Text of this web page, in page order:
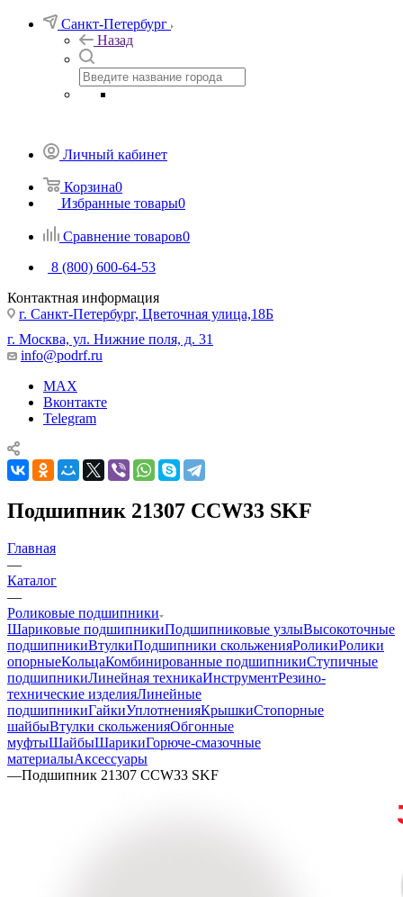
Санкт-Петербург
Назад
Личный кабинет
Корзина0
Избранные товары0
Сравнение товаров0
8 (800) 600-64-53
Контактная информация
г. Санкт-Петербург, Цветочная улица,18Б
г. Москва, ул. Нижние поля, д. 31
info@podrf.ru
MAX
Вконтакте
Telegram
Подшипник 21307 CCW33 SKF
Главная
—
Каталог
—
Роликовые подшипники
Шариковые подшипникиПодшипниковые узлыВысокоточные
подшипникиВтулкиПодшипники скольженияРоликиРолики
опорныеКольцаКомбинированные подшипникиСтупичные
подшипникиЛинейная техникаИнструментРезино-
технические изделияЛинейные
подшипникиГайкиУплотненияКрышкиСтопорные
шайбыВтулки скольженияОбгонные
муфтыШайбыШарикиГорюче-смазочные
материалыАксессуары
—Подшипник 21307 CCW33 SKF